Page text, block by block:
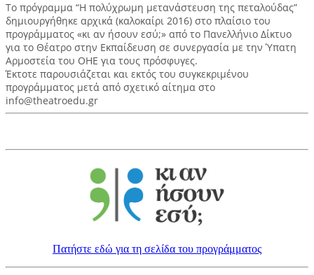
Το πρόγραμμα “Η πολύχρωμη μετανάστευση της πεταλούδας”
δημιουργήθηκε αρχικά (καλοκαίρι 2016) στο πλαίσιο του
προγράμματος «κι αν ήσουν εσύ;» από το Πανελλήνιο Δίκτυο
για το Θέατρο στην Εκπαίδευση σε συνεργασία με την Ύπατη
Αρμοστεία του ΟΗΕ για τους πρόσφυγες.
Έκτοτε παρουσιάζεται και εκτός του συγκεκριμένου
προγράμματος μετά από σχετικό αίτημα στο
info@theatroedu.gr
Πατήστε εδώ για τη σελίδα του προγράμματος